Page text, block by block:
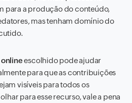
para a produção do conteúdo,
mas tenham domínio do
escolhido pode ajudar
para que as contribuições
visíveis para todos os
para esse recurso, vale a pena